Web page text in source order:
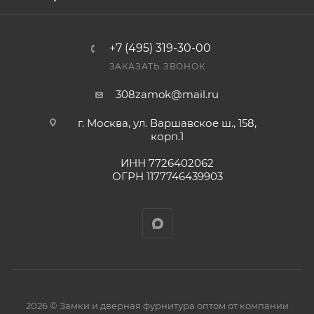
+7 (495) 319-30-00
ЗАКАЗАТЬ ЗВОНОК
308zamok@mail.ru
г. Москва, ул. Варшавское ш., 158,
корп.1
ИНН 7726402062
ОГРН 1177746439903
2026 © Замки и дверная фурнитура оптом от компании